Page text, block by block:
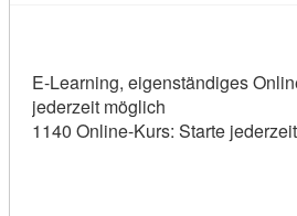
E-Learning, eigenständiges
jederzeit möglich
1140 Online-Kurs: Starte